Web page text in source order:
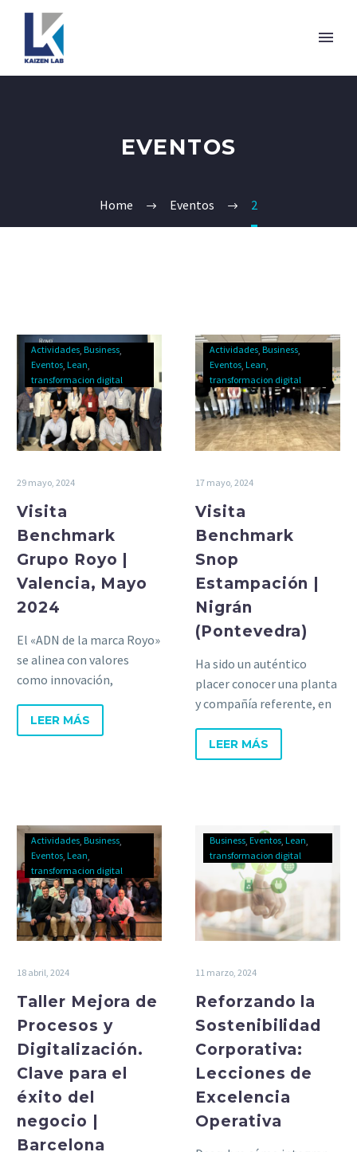
EVENTOS
Home Eventos 2
Actividades Business
Eventos Lean
transformacion digital
29 mayo, 2024
Visita
Benchmark
Grupo Royo |
Valencia, Mayo
2024
El «ADN de la marca Royo»
se alinea con valores
como innovación,
continua y espíritu de
trabajo en equipo.
LEER MÁS
Actividades Business
Eventos Lean
transformacion digital
17 mayo, 2024
Visita
Benchmark
Snop
Estampación |
Nigrán
(Pontevedra)
Ha sido un auténtico
placer conocer una planta
y compañía referente, en
vanguardia de la mejora
continua.
LEER MÁS
Actividades Business
Eventos Lean
transformacion digital
18 abril, 2024
Taller Mejora de
Procesos y
Digitalización.
Clave para el
éxito del
negocio |
Barcelona
Business Eventos Lean
transformacion digital
11 marzo, 2024
Reforzando la
Sostenibilidad
Corporativa:
Lecciones de
Excelencia
Operativa